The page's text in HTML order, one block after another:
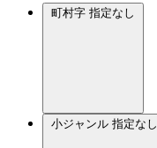
町村字 指定なし
小ジャンル 指定なし